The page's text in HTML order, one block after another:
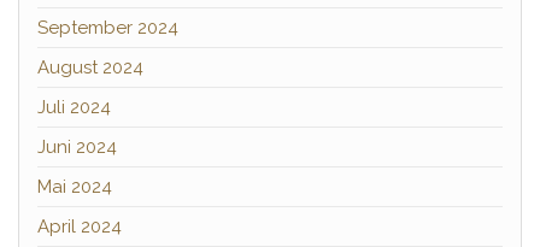
September 2024
August 2024
Juli 2024
Juni 2024
Mai 2024
April 2024